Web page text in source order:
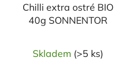
Chilli extra ostré BIO
40g SONNENTOR
Skladem (>5 ks)